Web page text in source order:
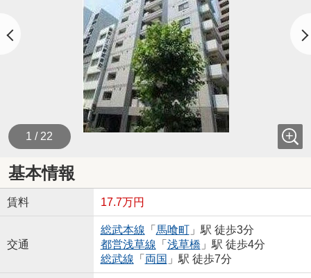
1 / 22
基本情報
賃料 17.7万円
交通
総武本線 「 馬喰町」駅 徒歩3分
都営浅草線 「 浅草橋 」駅 徒歩4分
総武線 「 両国 」駅 徒歩7分